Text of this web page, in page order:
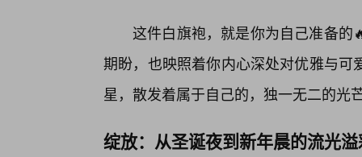
这件白旗袍，就是你为自己准备
期盼，也映照着你内心深处对优雅与
星，散发着属于自己的，独一无二的光
绽放：从圣诞夜到新年晨的流光